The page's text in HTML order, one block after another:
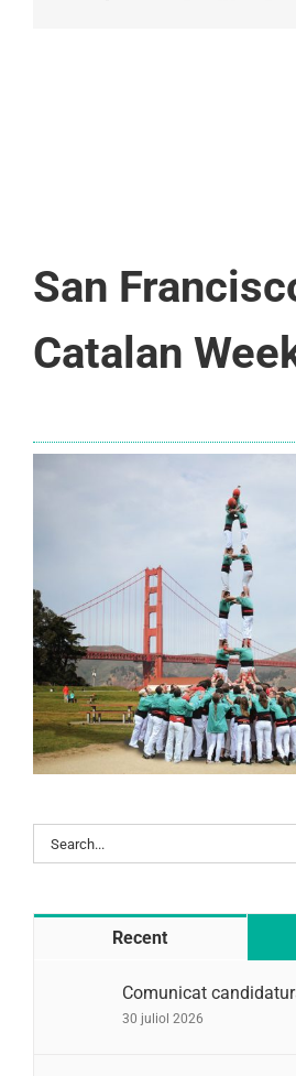
San
Catalan
Search
for:
Recent
Comunicat
30 juliol 2026